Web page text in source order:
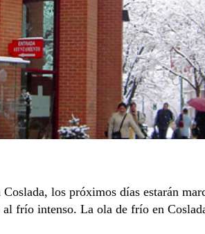
los próximos días estarán
frío intenso. La ola de frío en